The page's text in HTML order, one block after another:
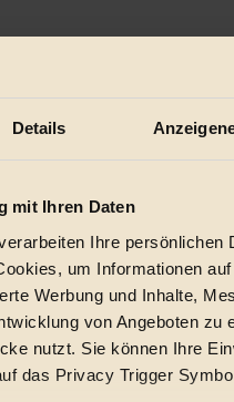
Details
mit Ihren Daten
Ihre persönlichen
um Informationen
Werbung und Inhalte,
von Angeboten zu
nutzt. Sie können Ihre
das Privacy Trigger